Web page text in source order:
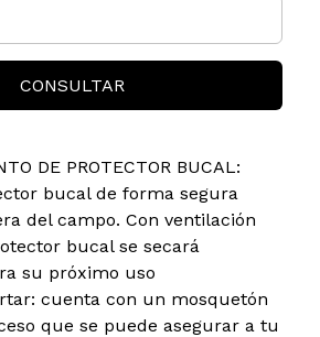
CONSULTAR
DE PROTECTOR BUCAL:
bucal de forma segura
del campo. Con ventilación
bucal se secará
su próximo uso
cuenta con un mosquetón
que se puede asegurar a tu